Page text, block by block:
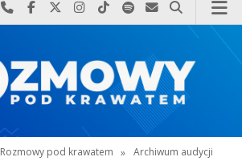
Najlepiej po prostu do nas zadzwoń
Odwiedź nas na Facebook-u
Odwiedź nas na X
Odwiedź nas na Instagram-ie
Odwiedź nas na TikTok-u
Szukaj nas na Spotify
Wyślij do nas
Szukaj
Rozmowy pod krawatem » Archiwum audycji